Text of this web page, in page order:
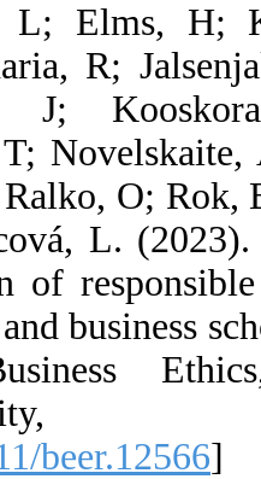
39. Preuss,
Milena
Mostenska, T;
Gelgotė, R;
and
the adoption of
universities and
Europe.
[DOI:10.1111/